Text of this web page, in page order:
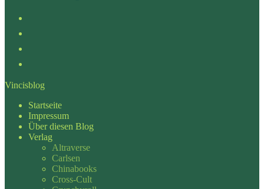
Vincisblog
Startseite
Impressum
Über diesen Blog
Verlag
Altraverse
Carlsen
Chinabooks
Cross-Cult